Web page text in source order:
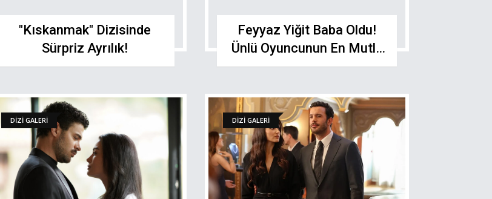
"Kıskanmak" Dizisinde
Sürpriz Ayrılık!
Feyyaz Yiğit Baba Oldu!
Ünlü Oyuncunun En Mutlu
Günü
DİZİ GALERİ DİZİ GALERİ